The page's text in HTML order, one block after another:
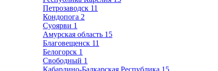
Петрозаводск 11
Кондопога 2
Суоярви 1
Амурская область 15
Благовещенск 11
Белогорск 1
Свободный 1
Кабардино-Балкарская Республика 15